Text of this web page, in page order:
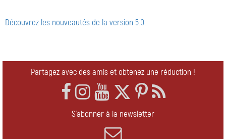
Découvrez les nouveautés de la version 5.0.
Partagez avec des amis et obtenez une réduction !
S'abonner à la newsletter